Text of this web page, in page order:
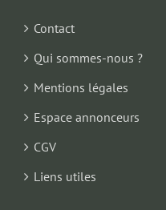
Contact
Qui sommes-nous ?
Mentions légales
Espace annonceurs
CGV
Liens utiles